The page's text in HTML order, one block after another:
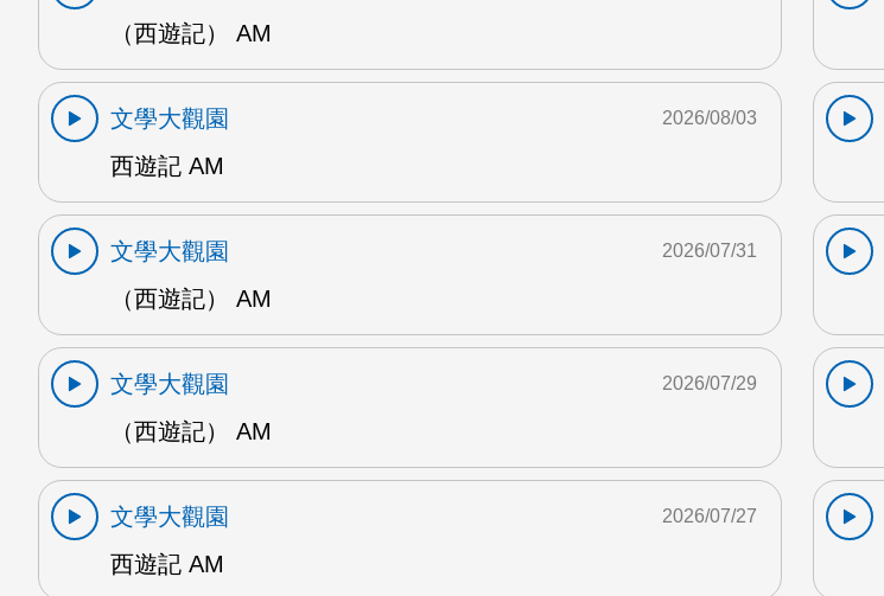
（西遊記） AM
文學大觀園
西遊記 AM
2026/08/03
文學大觀園
（西遊記） AM
2026/07/31
文學大觀園
（西遊記） AM
2026/07/29
文學大觀園
西遊記 AM
2026/07/27